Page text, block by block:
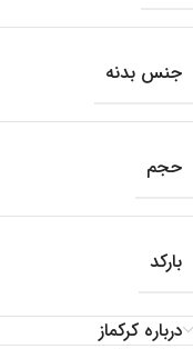
جنس بدنه
حجم
بارکد
درباره کرکماز